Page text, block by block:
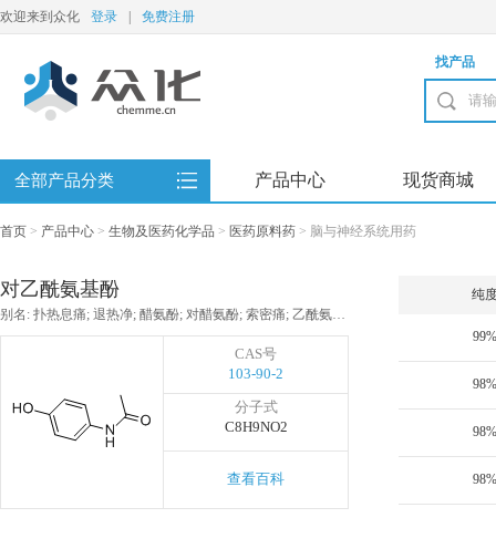
欢迎来到众化 登录 免费注册
找产品
全部产品分类 产品中心 现货商城
首页 > 产品中心 > 生物及医药化学品 > 医药原料药 > 脑与神经系统用药
对乙酰氨基酚
别名: 扑热息痛; 退热净; 醋氨酚; 对醋氨酚; 索密痛; 乙酰氨基苯酚; 二醋洛尔; N-乙酰对氨基酚; 对羟基乙酰苯胺; N-(4-羟基苯基)乙酰胺; 对羟基苯基乙酰胺; 4-乙酰胺基苯酚
CAS号
103-90-2
分子式
C8H9NO2
查看百科
纯
99%
98%
98%
98%